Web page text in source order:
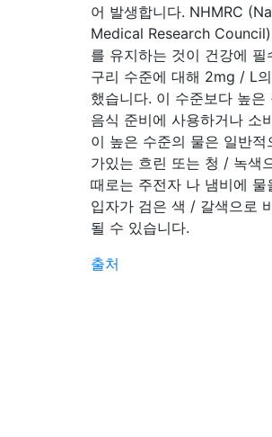
어 발생합니다. NHMRC
Medical Research
를 유지하는 것이 건강에 필
구리 수준에 대해 2mg / L
했습니다. 이 수준보다 높은
음식 준비에 사용하거나 소
이 높은 수준의 물은 일반
가있는 흐린 또는 청 / 녹색
때로는 주전자 나 냄비에
입자가 검은 색 / 갈색으로
될 수 있습니다.
출처